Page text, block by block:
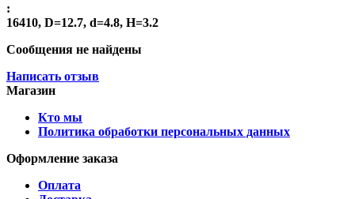
:
16410, D=12.7, d=4.8, H=3.2
Сообщения не найдены
Написать отзыв
Магазин
Кто мы
Политика обработки персональных данных
Оформление заказа
Оплата